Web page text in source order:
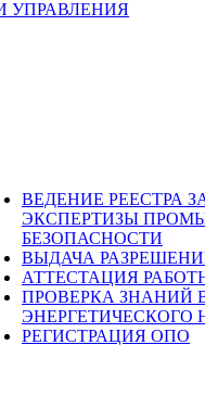
УПРАВЛЕНИЯ
ВЕДЕНИЕ РЕЕСТРА
ЭКСПЕРТИЗЫ
БЕЗОПАСНОСТИ
ВЫДАЧА
АТТЕСТАЦИЯ
ПРОВЕРКА ЗНАНИЙ
ЭНЕРГЕТИЧЕСКОГО
РЕГИСТРАЦИЯ ОПО